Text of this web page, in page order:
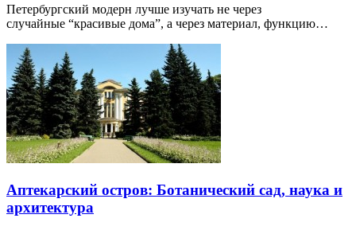
Петербургский модерн лучше изучать не через
случайные “красивые дома”, а через материал, функцию…
Аптекарский остров: Ботанический сад, наука и
архитектура